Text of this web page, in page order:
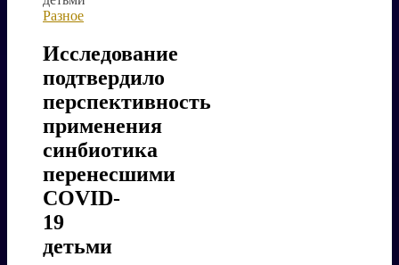
Разное
Исследование
подтвердило
перспективность
применения
синбиотика
перенесшими
COVID-
19
детьми